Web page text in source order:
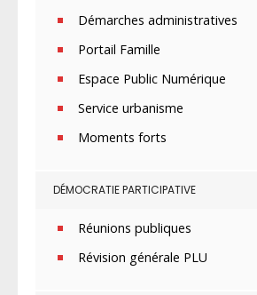
Démarches administratives
Portail Famille
Espace Public Numérique
Service urbanisme
Moments forts
DÉMOCRATIE PARTICIPATIVE
Réunions publiques
Révision générale PLU